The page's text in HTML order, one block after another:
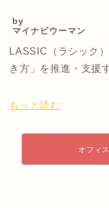
by
マイナビウーマン
LASSIC（ラシック
き方」を推進・支援
もっと読む
オフィ